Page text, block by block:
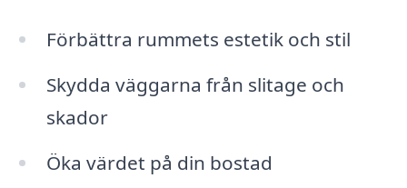
Förbättra rummets estetik och stil
Skydda väggarna från slitage och
skador
Öka värdet på din bostad